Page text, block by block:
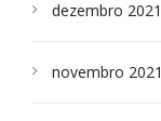
dezembro 2021
novembro 2021